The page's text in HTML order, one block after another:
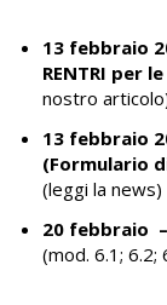
13 febbraio
RENTRI per
nostro articolo
13 febbraio
(Formulario
(leggi la news)
20 febbraio
(mod. 6.1; 6.2;